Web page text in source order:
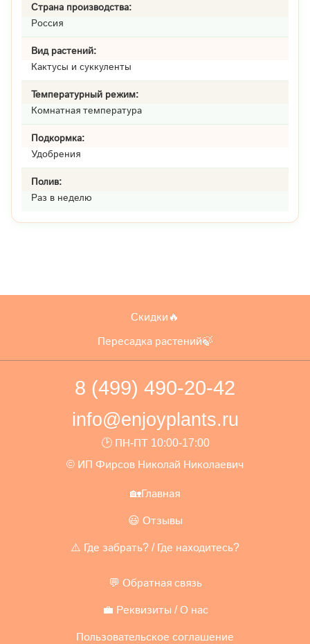
Страна производства:
Россия
Вид растений:
Кактусы и суккуленты
Температурный режим:
Комнатная температура
Подкормка:
Удобрения
Полив:
Раз в неделю
Скидки🔥
Пересадка растений🍃
8 (499) 490-20-42
info@enjoyplants.ru
🕑 ПН-ПТ 10:00-17:00
© ИП Фирсов Николай Николаевич
🏡Главная
😃 Отзывы
⚠️ Где забрать? / Где находитесь?
💬 Обратная связь
💼 Реквизиты / О нас
Пользовательское соглашение